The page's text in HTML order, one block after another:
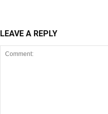
LEAVE A REPLY